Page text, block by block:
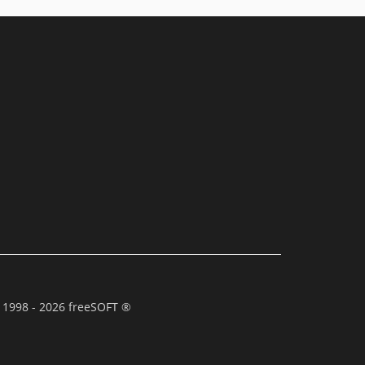
- 2026 freeSOFT ®